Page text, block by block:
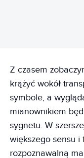
Z czasem
krążyć wokół
symbole, a
mianownikiem
sygnetu. W
większego sensu i
rozpoznawalną